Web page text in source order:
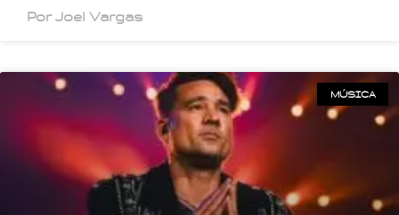
Por Joel Vargas
MÚSICA